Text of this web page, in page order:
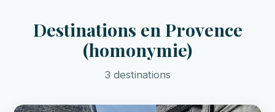
Destinations en Provence
(homonymie)
3 destinations